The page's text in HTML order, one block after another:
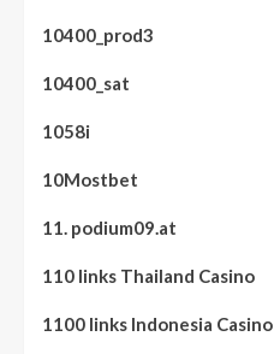
10400_prod3
10400_sat
1058i
10Mostbet
11. podium09.at
110 links Thailand Casino
1100 links Indonesia Casino